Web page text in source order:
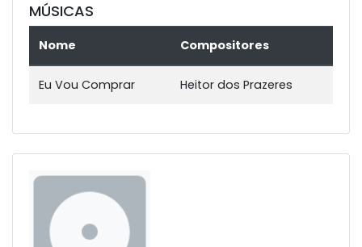
MÚSICAS
Nome Compositores
Eu Vou Comprar Heitor dos Prazeres